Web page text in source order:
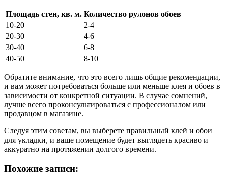
Площадь стен, кв. м. Количество рулонов обоев
10-20
2-4
20-30
4-6
30-40
6-8
40-50
8-10
Обратите внимание, что это всего лишь общие рекомендации,
и вам может потребоваться больше или меньше клея и обоев в
зависимости от конкретной ситуации. В случае сомнений,
лучше всего проконсультироваться с профессионалом или
продавцом в магазине.
Следуя этим советам, вы выберете правильный клей и обои
для укладки, и ваше помещение будет выглядеть красиво и
аккуратно на протяжении долгого времени.
Похожие записи: